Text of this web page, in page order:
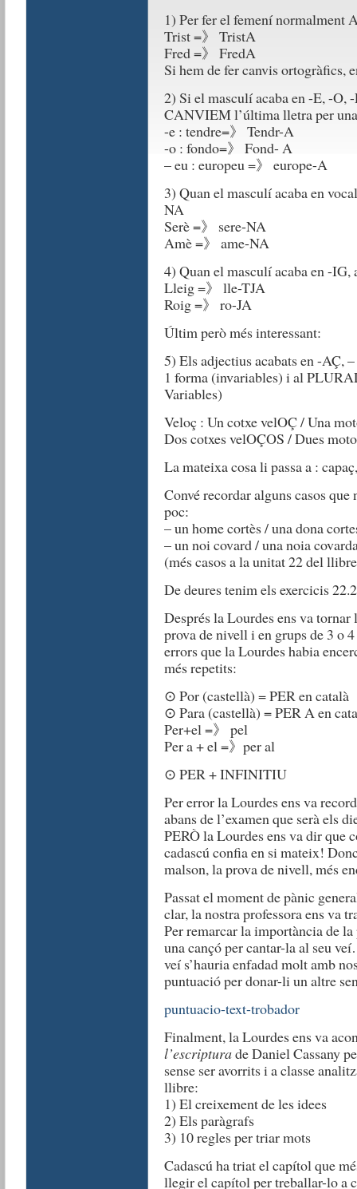
1) Per fer el femení normalment
Trist =》 TristA
Fred =》 FredA
Si hem de fer canvis ortogràfics,
2) Si el masculí acaba en -E, -O,
CANVIEM l’última lletra per
-e : tendre=》 Tendr-A
-o : fondo=》 Fond- A
– eu : europeu =》 europe-A
3) Quan el masculí acaba en
NA
Serè =》 sere-NA
Amè =》 ame-NA
4) Quan el masculí acaba en -
Lleig =》 lle-TJA
Roig =》 ro-JA
Últim però més interessant:
5) Els adjectius acabats en -AÇ,
1 forma (invariables) i al
Variables)
Veloç : Un cotxe velOÇ / Una
Dos cotxes velOÇOS / Dues
La mateixa cosa li passa a :
Convé recordar alguns casos que
poc:
– un home cortès / una dona
– un noi covard / una noia
(més casos a la unitat 22 del
De deures tenim els exercicis
Després la Lourdes ens va
prova de nivell i en grups de 3 o
errors que la Lourdes habia
més repetits:
⊙ Por (castellà) = PER en català
⊙ Para (castellà) = PER A en
Per+el =》 pel
Per a + el =》per al
⊙ PER + INFINITIU
Per error la Lourdes ens va
abans de l’examen que serà els
PERÒ la Lourdes ens va dir que
cadascú confia en si mateix!
malson, la prova de nivell, més
Passat el moment de pànic
clar, la nostra professora ens va
Per remarcar la importància de
una cançó per cantar-la al seu
veí s’hauria enfadad molt amb
puntuació per donar-li un altre
puntuacio-text-trobador
Finalment, la Lourdes ens va
l’escripturade Daniel Cassany
sense ser avorrits i a classe
llibre:
1) El creixement de les idees
2) Els paràgrafs
3) 10 regles per triar mots
Cadascú ha triat el capítol que
llegir el capítol per treballar-lo a